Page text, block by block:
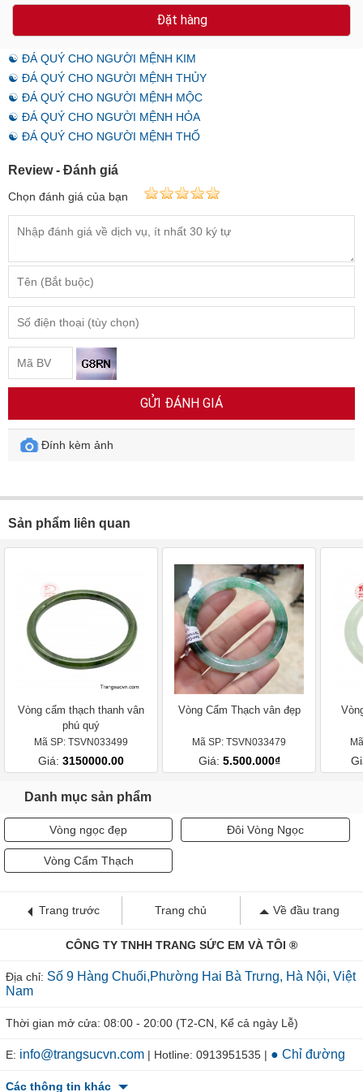
Đặt hàng
☯ ĐÁ QUÝ CHO NGƯỜI MỆNH KIM
☯ ĐÁ QUÝ CHO NGƯỜI MỆNH THỦY
☯ ĐÁ QUÝ CHO NGƯỜI MỆNH MỘC
☯ ĐÁ QUÝ CHO NGƯỜI MỆNH HỎA
☯ ĐÁ QUÝ CHO NGƯỜI MỆNH THỔ
Review - Đánh giá
Chọn đánh giá của bạn
GỬI ĐÁNH GIÁ
Đính kèm ảnh
Sản phẩm liên quan
Vòng cẩm thạch thanh vân
phú quý
Mã SP: TSVN033499
Giá: 3150000.00
Vòng Cẩm Thạch vân đẹp
Mã SP: TSVN033479
Giá: 5.500.000₫
Danh mục sản phẩm
Vòng ngọc đẹp Đôi Vòng Ngọc
Vòng Cẩm Thạch
Trang trước Trang chủ Về đầu trang
CÔNG TY TNHH TRANG SỨC EM VÀ TÔI ®
Địa chỉ: Số 9 Hàng Chuối,Phường Hai Bà Trưng, Hà Nội, Việt
Nam
Thời gian mở cửa: 08:00 - 20:00 (T2-CN, Kể cả ngày Lễ)
E: info@trangsucvn.com | Hotline: 0913951535 | ● Chỉ đường
Các thông tin khác